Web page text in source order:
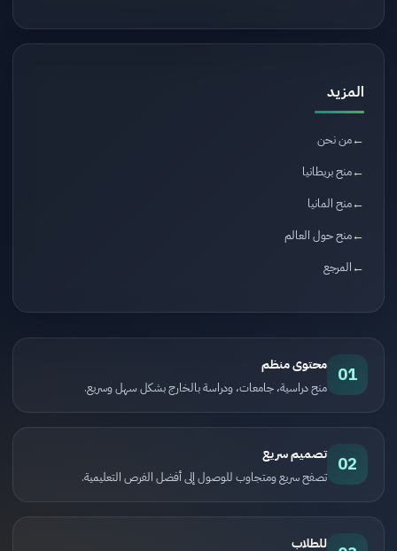
المزيد
من نحن
منح بريطانيا
منح المانيا
منح حول العالم
المرجع
01 محتوى منظم
منح دراسية، جامعات، ودراسة بالخارج بشكل سهل وسريع.
02 تصميم سريع
تصفح سريع ومتجاوب للوصول إلى أفضل الفرص التعليمية.
للطلاب